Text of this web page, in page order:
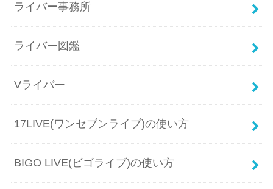
ライバー事務所
ライバー図鑑
Vライバー
17LIVE(ワンセブンライブ)の使い方
BIGO LIVE(ビゴライブ)の使い方